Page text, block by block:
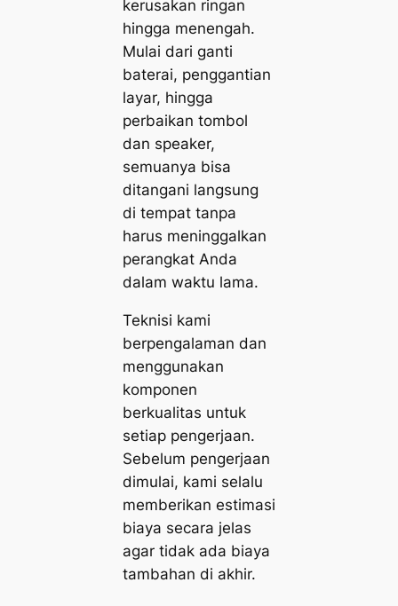
kerusakan ringan
hingga menengah.
Mulai dari ganti
baterai, penggantian
layar, hingga
perbaikan tombol
dan speaker,
semuanya bisa
ditangani langsung
di tempat tanpa
harus meninggalkan
perangkat Anda
dalam waktu lama.
Teknisi kami
berpengalaman dan
menggunakan
komponen
berkualitas untuk
setiap pengerjaan.
Sebelum pengerjaan
dimulai, kami selalu
memberikan estimasi
biaya secara jelas
agar tidak ada biaya
tambahan di akhir.